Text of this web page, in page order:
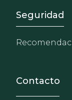
Footer
Seguridad
Contacto